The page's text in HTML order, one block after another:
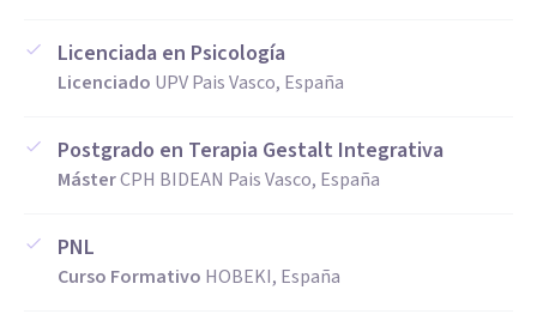
Licenciada en Psicología
Licenciado UPV Pais Vasco, España
Postgrado en Terapia Gestalt Integrativa
MásterCPH BIDEAN Pais Vasco, España
PNL
Curso Formativo HOBEKI, España